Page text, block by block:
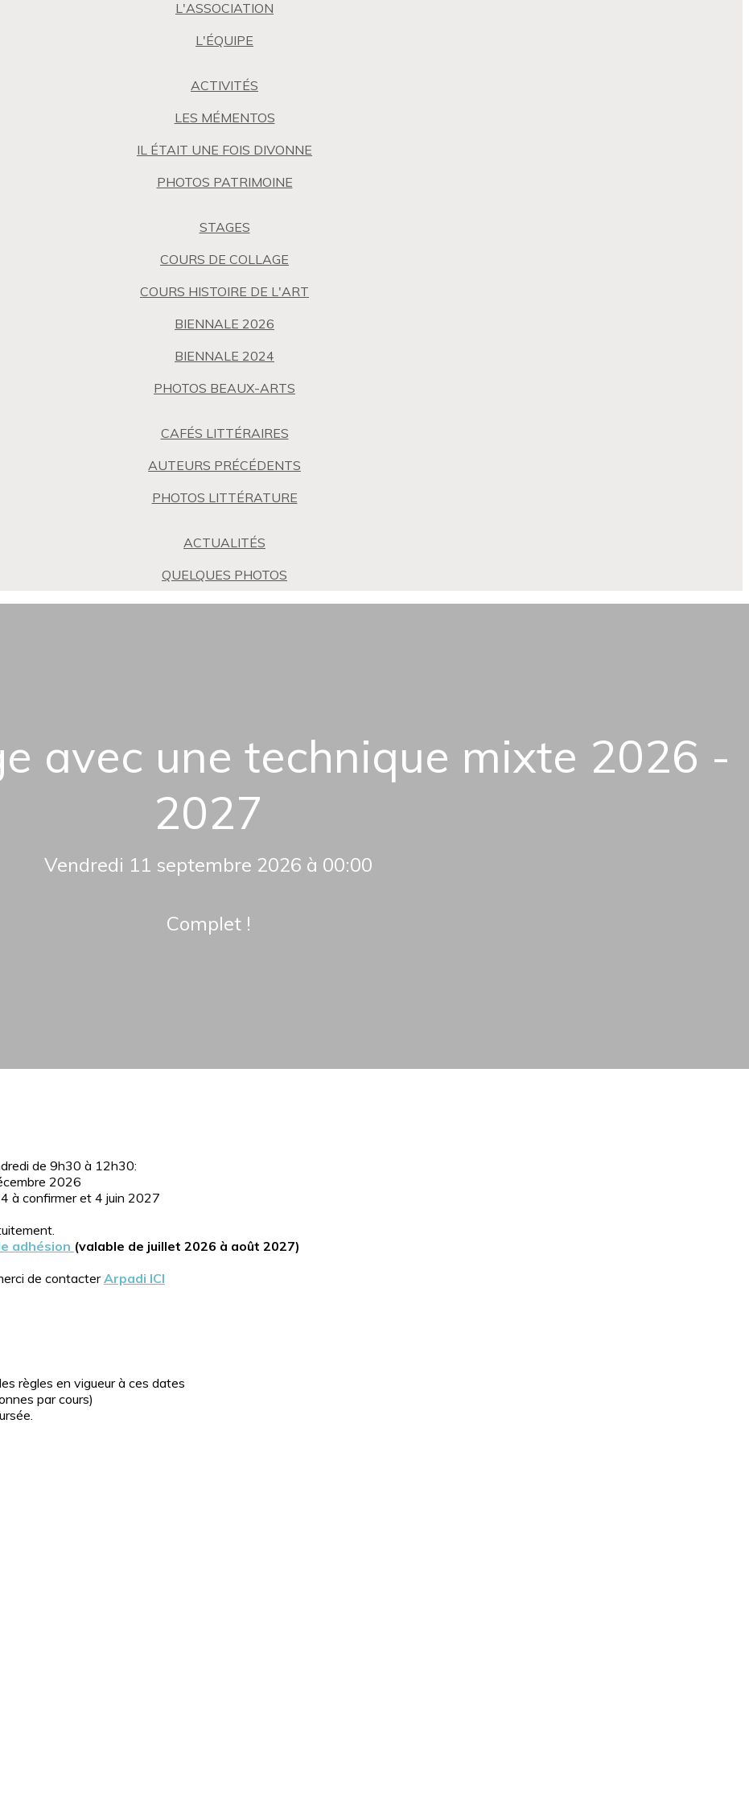
L'ASSOCIATION
L'ÉQUIPE
ACTIVITÉS
LES MÉMENTOS
IL ÉTAIT UNE FOIS DIVONNE
PHOTOS PATRIMOINE
STAGES
COURS DE COLLAGE
COURS HISTOIRE DE L'ART
BIENNALE 2026
BIENNALE 2024
PHOTOS BEAUX-ARTS
CAFÉS LITTÉRAIRES
AUTEURS PRÉCÉDENTS
PHOTOS LITTÉRATURE
ACTUALITÉS
QUELQUES PHOTOS
avec une technique mixte 2026 -
2027
Vendredi 11 septembre 2026 à 00:00
Complet !
de 9h30 à 12h30:
2026
à confirmer et 4 juin 2027
adhésion (valable de juillet 2026 à août 2027)
de contacterArpadi ICI
règles en vigueur à ces dates
par cours)